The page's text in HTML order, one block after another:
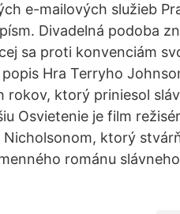
e-mailových služieb
Divadelná podoba
sa proti konvenciám
Hra Terryho
ktorý priniesol
Osvietenie je film
ktorý
románu